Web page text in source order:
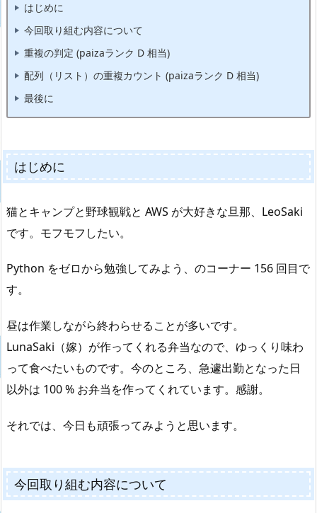
はじめに
今回取り組む内容について
重複の判定 (paizaランク D 相当)
配列（リスト）の重複カウント (paizaランク D 相当)
最後に
はじめに
猫とキャンプと野球観戦と AWS が大好きな旦那、LeoSaki
です。モフモフしたい。
Python をゼロから勉強してみよう、のコーナー 156 回目で
す。
昼は作業しながら終わらせることが多いです。
LunaSaki（嫁）が作ってくれる弁当なので、ゆっくり味わ
って食べたいものです。今のところ、急遽出勤となった日
以外は 100 % お弁当を作ってくれています。感謝。
それでは、今日も頑張ってみようと思います。
今回取り組む内容について